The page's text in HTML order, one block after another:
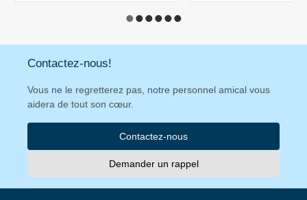
Contactez-nous!
Vous ne le regretterez pas, notre personnel amical vous
aidera de tout son cœur.
Contactez-nous
Demander un rappel